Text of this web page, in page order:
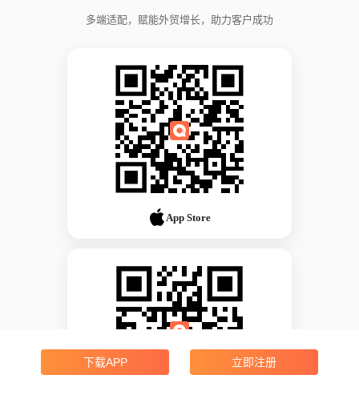
多端适配，赋能外贸增长，助力客户成功
App Store
下载APP 立即注册